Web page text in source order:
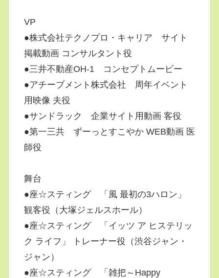
VP
●株式会社テクノプロ・キャリア サイト
掲載動画 コンサルタント役
●三井不動産OH-1 コンセプトムービー
●アチーブメント株式会社 周年イベント
用映像 夫役
●サンドラック 企業サイト用動画 客役
●第一三共 ずーっとすこやか WEB動画 医
師役
舞台
●座☆スティング 「風 最初の3ハロン」
観客役（大塚ジェルスホール）
●座☆スティング 「イッツ ア ヒステリッ
ク ライフ」 トレーナー役（渋谷ジャン・
ジャン）
●座☆スティング 「雑把～Happy